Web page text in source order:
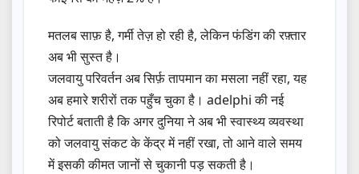
मतलब साफ़ है, गर्मी तेज़ हो रही है, लेकिन फंडिंग की रफ़्तार
अब भी सुस्त है।
जलवायु परिवर्तन अब सिर्फ़ तापमान का मसला नहीं रहा, यह
अब हमारे शरीरों तक पहुँच चुका है। adelphi की नई
रिपोर्ट बताती है कि अगर दुनिया ने अब भी स्वास्थ्य व्यवस्था
को जलवायु संकट के केंद्र में नहीं रखा, तो आने वाले समय
में इसकी कीमत जानों से चुकानी पड़ सकती है।